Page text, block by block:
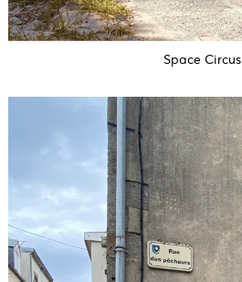
Space Circus